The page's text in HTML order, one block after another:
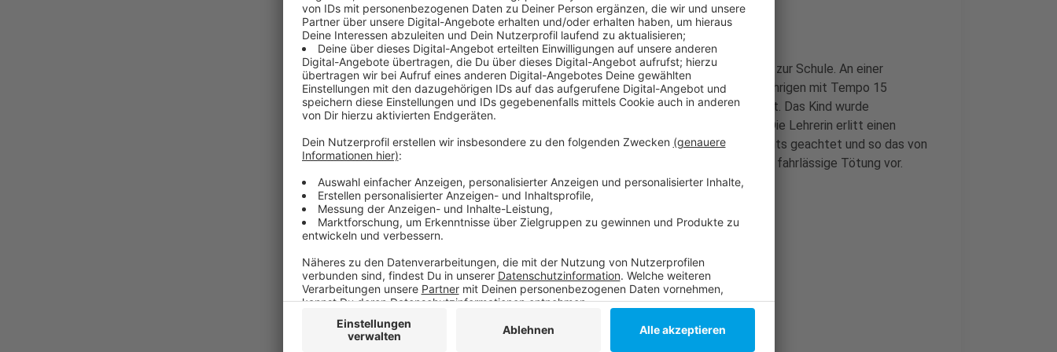
Anzeige
Das Mädchen war morgens in Wittlaer mit dem Rad auf dem Weg zur Schule. An einer
Kreuzung wurde die Neunjährige laut Anklage vom Auto der 60-Jährigen mit Tempo 15
angefahren und weil die Fahrerin nicht stoppte auch noch überrollt. Das Kind wurde
lebensgefährlich verletzt und starb Stunden später in der Klinik. Die Lehrerin erlitt einen
Schock. Laut Anklage hatte sie zu lange auf den Verkehr von rechts geachtet und so das von
links kommende Kind übersehen. Die Staatsanwaltschaft wirft ihr fahrlässige Tötung vor.
Weitere Infos und Links zum Thema:
Polizei: Unfallstatistik aus dem Jahr 2019!
Hier informiert die Düsseldorfer Polizei!
Hier informiert der ADAC!